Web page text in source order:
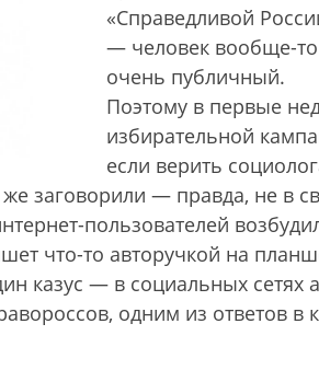
«Справедливой
— человек вообще-
очень публичный.
Поэтому в первые
избирательной
если верить
заговорили — правда, не в
пользователей
что-то авторучкой на
казус — в социальных сетях
одним из ответов в